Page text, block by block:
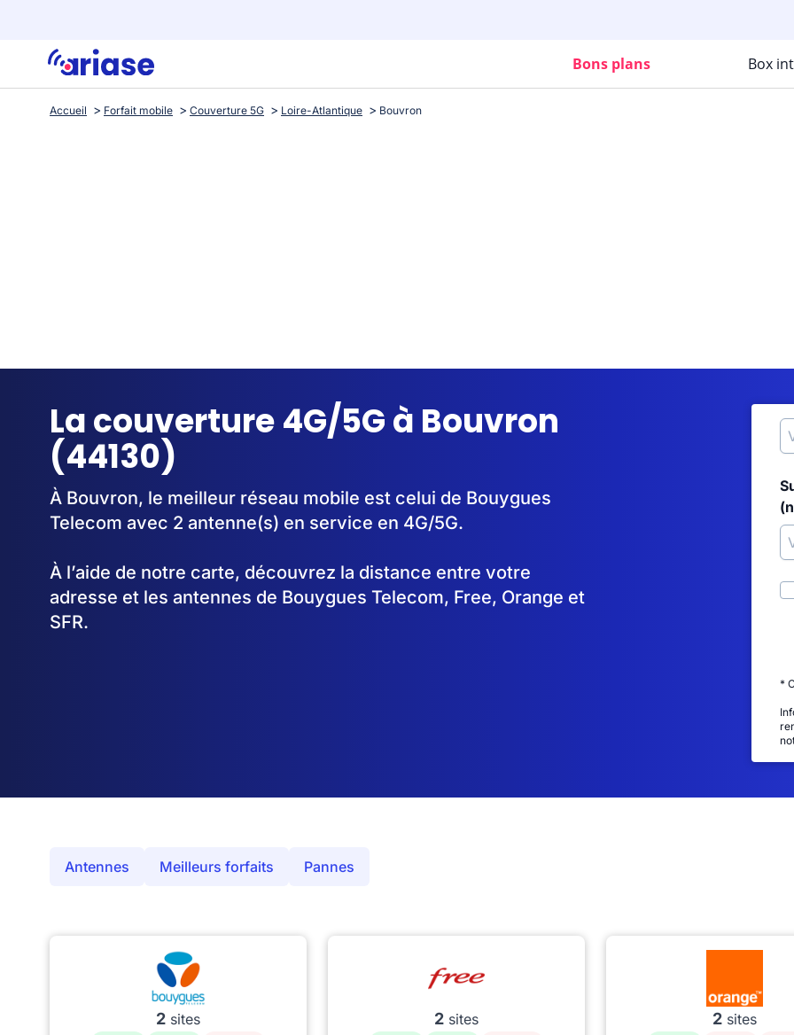
Bons plans Box
Accueil Forfait mobile Couverture 5G Loire-Atlantique Bouvron
La couverture 4G/5G à Bouvron
(44130)
À Bouvron, le meilleur réseau mobile est celui de Bouygues
Telecom avec 2 antenne(s) en service en 4G/5G.
À l’aide de notre carte, découvrez la distance entre votre
adresse et les antennes de Bouygues Telecom, Free, Orange et
SFR.
*
Antennes Meilleurs forfaits Pannes
2 sites 2 sites 2 sites